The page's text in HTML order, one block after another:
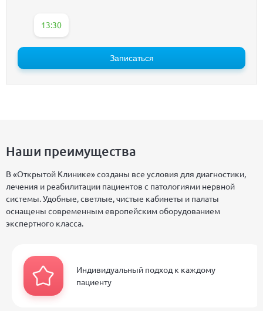
13:30
Записаться
Наши преимущества
В «Открытой Клинике» созданы все условия для диагностики,
лечения и реабилитации пациентов с патологиями нервной
системы. Удобные, светлые, чистые кабинеты и палаты
оснащены современным европейским оборудованием
экспертного класса.
Индивидуальный подход к каждому
пациенту